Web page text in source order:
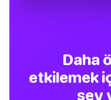
Daha
etkilemek
şey